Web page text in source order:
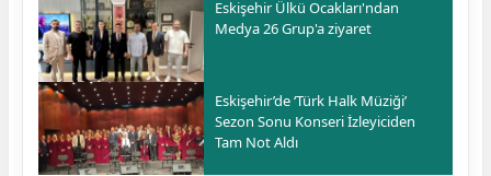
Eskişehir Ülkü Ocakları'ndan
Medya 26 Grup'a ziyaret
Eskişehir’de ‘Türk Halk Müziği’
Sezon Sonu Konseri İzleyiciden
Tam Not Aldı